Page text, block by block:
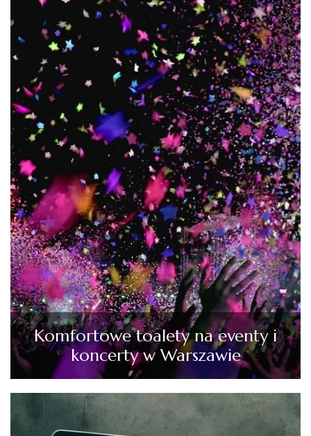
Komfortowe toalety na eventy i
koncerty w Warszawie